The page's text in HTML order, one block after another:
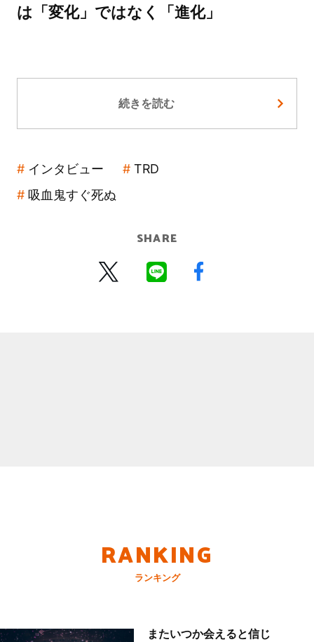
は「変化」ではなく「進化」
続きを読む
インタビュー
TRD
吸血鬼すぐ死ぬ
SHARE
RANKING
ランキング
またいつか会えると信じ